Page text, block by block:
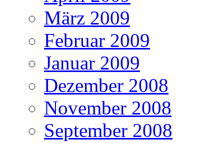
März 2009
Februar 2009
Januar 2009
Dezember 2008
November 2008
September 2008